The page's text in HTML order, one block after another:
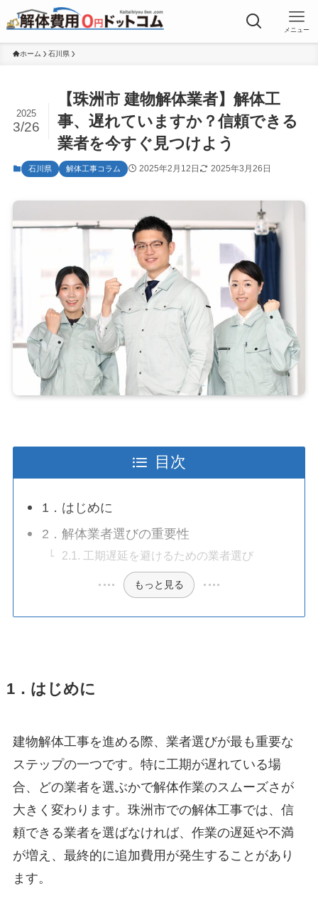
メニュー
ホーム 石川県
【珠洲市 建物解体業者】解体工
事、遅れていますか？信頼できる
業者を今すぐ見つけよう
2025
3/26
石川県 解体工事コラム 2025年2月12日 2025年3月26日
目次
1．はじめに
2．解体業者選びの重要性
2.1. 工期遅延を避けるための業者選び
もっと見る
1．はじめに
建物解体工事を進める際、業者選びが最も重要な
ステップの一つです。特に工期が遅れている場
合、どの業者を選ぶかで解体作業のスムーズさが
大きく変わります。珠洲市での解体工事では、信
頼できる業者を選ばなければ、作業の遅延や不満
が増え、最終的に追加費用が発生することがあり
ます。